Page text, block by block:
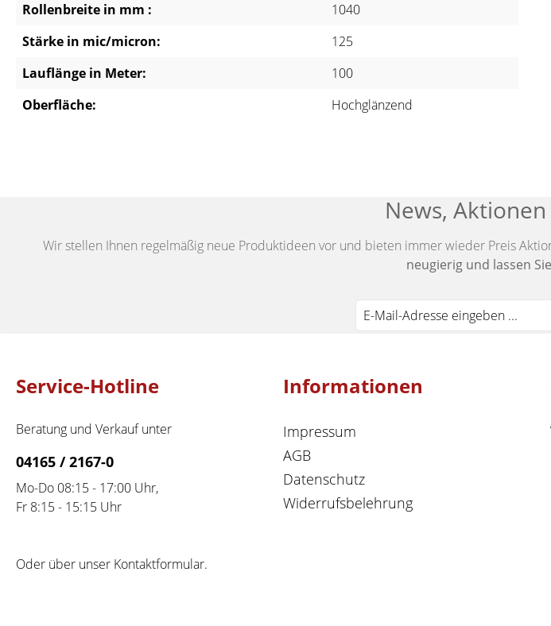
Rollenbreite in mm :
1040
Stärke in mic/micron:
125
Lauflänge in Meter:
100
Oberfläche:
Hochglänzend
News,
Wir stellen Ihnen regelmäßig neue Produktideen vor und bieten immer wieder Preis
neugierig und lassen
Service-Hotline
Beratung und Verkauf unter
04165 / 2167-0
Mo-Do 08:15 - 17:00 Uhr,
Fr 8:15 - 15:15 Uhr
Oder über unser Kontaktformular.
Informationen
Impressum
AGB
Datenschutz
Widerrufsbelehrung